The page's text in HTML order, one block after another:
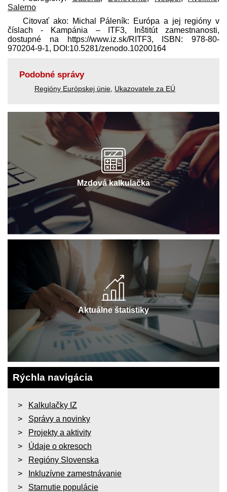
Salerno
Citovať ako: Michal Páleník: Európa a jej regióny v
číslach - Kampánia – ITF3, Inštitút zamestnanosti,
dostupné na https://www.iz.sk/​RITF3, ISBN: 978-80-
970204-9-1, DOI:10.5281/zenodo.10200164
Podobné správy
Regióny Európskej únie Ukazovatele za EÚ
Mzdová kalkulačka
Aktuálne štatistiky
Rýchla navigácia
Kalkulačky IZ
Správy a novinky
Projekty a aktivity
Údaje o okresoch
Regióny Slovenska
Inkluzívne zamestnávanie
Starnutie populácie